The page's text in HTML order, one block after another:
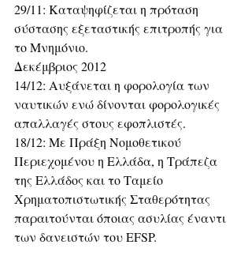
29/11: Καταψηφίζεται η πρόταση
σύστασης εξεταστικής επιτροπής για
το Μνημόνιο.
Δεκέμβριος 2012
14/12: Αυξάνεται η φορολογία των
ναυτικών ενώ δίνονται φορολογικές
απαλλαγές στους εφοπλιστές.
18/12: Με Πράξη Νομοθετικού
Περιεχομένου η Ελλάδα, η Τράπεζα
της Ελλάδος και το Ταμείο
Χρηματοπιστωτικής Σταθερότητας
παραιτούνται όποιας ασυλίας έναντι
των δανειστών του EFSP.